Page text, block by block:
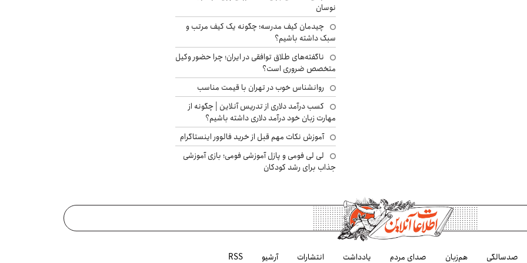
نوسان
چیدمان کیف مدرسه؛ چگونه یک کیف مرتب و
سبک داشته باشیم؟
ناگفته‌های طلاق توافقی در ایران؛ چرا حضور وکیل
متخصص ضروری است؟
روانشناس خوب در تهران با قیمت مناسب
کسب درآمد دلاری از تدریس آنلاین | چگونه از
مهارت زبان خود درآمد دلاری داشته باشیم؟
آموزش نکات مهم قبل از خرید فالوور اینستاگرام
لی لی فومی و پازل آموزشی فومی؛ بازی آموزشی
جذاب برای رشد کودکان
صدسالگی هم‌زبان صدای مردم یادداشت انتشارات آرشیو RSS